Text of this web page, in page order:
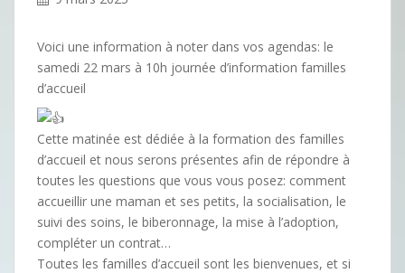
Voici une information à noter dans vos agendas: le
samedi 22 mars à 10h journée d’information familles
d’accueil
Cette matinée est dédiée à la formation des familles
d’accueil et nous serons présentes afin de répondre à
toutes les questions que vous vous posez: comment
accueillir une maman et ses petits, la socialisation, le
suivi des soins, le biberonnage, la mise à l’adoption,
compléter un contrat…
Toutes les familles d’accueil sont les bienvenues, et si